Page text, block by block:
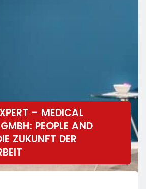
– MEDICAL
PEOPLE AND
ZUKUNFT DER